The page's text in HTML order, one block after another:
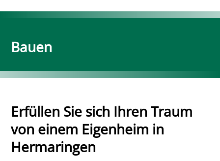
Bauen
Erfüllen Sie sich Ihren Traum
von einem Eigenheim in
Hermaringen